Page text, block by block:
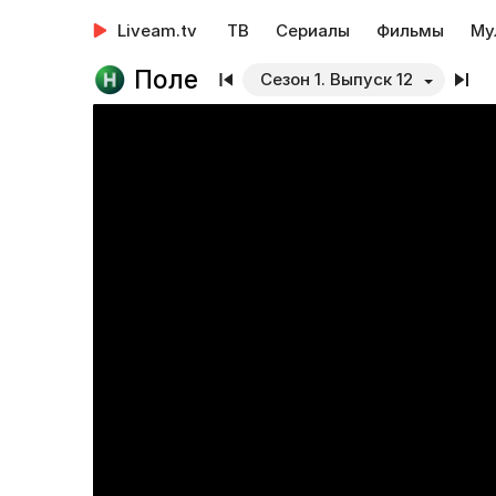
Liveam.tv ТВ Сериалы Фильмы
Поле Сезон 1. Выпуск 12